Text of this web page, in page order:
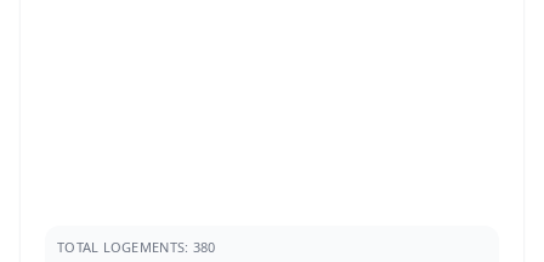
TOTAL LOGEMENTS: 380